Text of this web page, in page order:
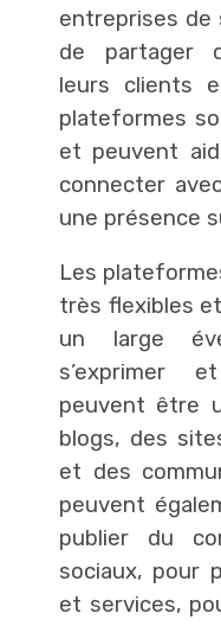
entreprises de
de partager
leurs clients
plateformes
et peuvent
connecter
une présence
Les
très flexibles
un large
s’exprimer
peuvent être
blogs, des
et des
peuvent
publier du
sociaux, pour
et services,